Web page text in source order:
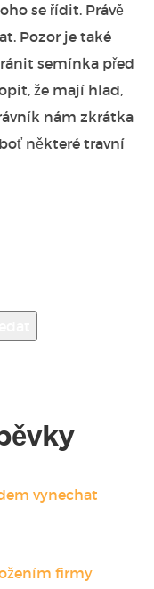
se řídit. Právě
Pozor je také
semínka před
že mají hlad,
nám zkrátka
některé travní
vynechat
firmy